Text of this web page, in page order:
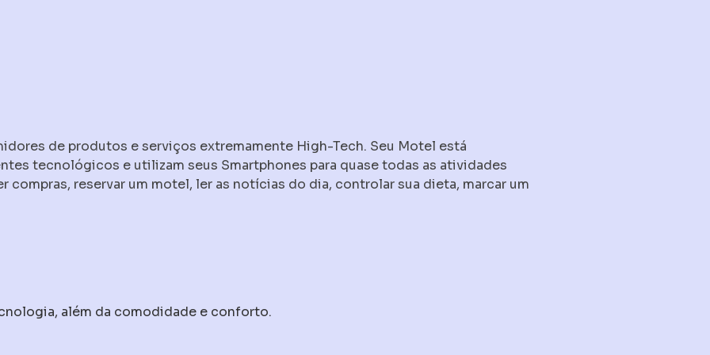
de produtos e serviços extremamente High-Tech. Seu Motel está
tecnológicos e utilizam seus Smartphones para quase todas as atividades
compras, reservar um motel, ler as notícias do dia, controlar sua dieta, marcar um
além da comodidade e conforto.